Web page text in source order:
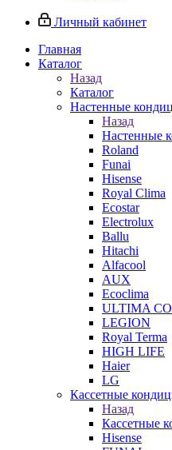
Личный кабинет
Главная
Каталог
Назад
Каталог
Настенные
Назад
Настенные
Roland
Funai
Hisense
Royal Clima
Ecostar
Electrolux
Ballu
Hitachi
Alfacool
AUX
Ecoclima
ULTIMA
LEGION
Royal Terma
HIGH LIFE
Haier
LG
Кассетные
Назад
Кассетные
Hisense